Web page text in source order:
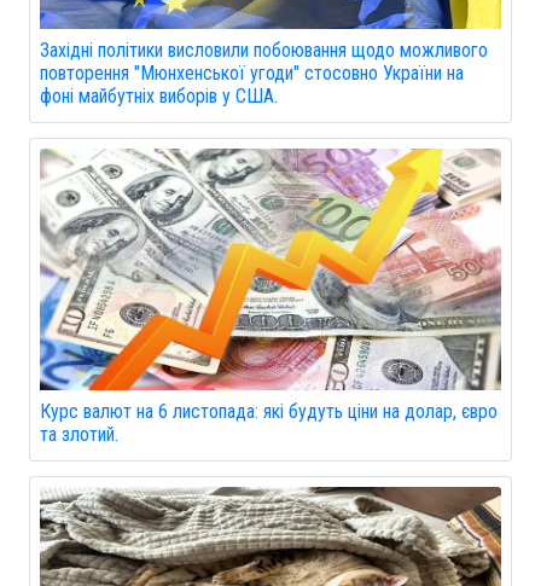
Західні політики висловили побоювання щодо можливого
повторення "Мюнхенської угоди" стосовно України на
фоні майбутніх виборів у США.
Курс валют на 6 листопада: які будуть ціни на долар, євро
та злотий.